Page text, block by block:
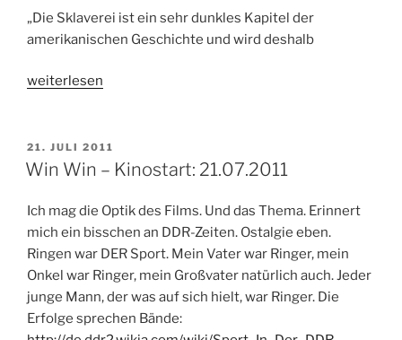
„Die Sklaverei ist ein sehr dunkles Kapitel der
amerikanischen Geschichte und wird deshalb
„12
Slave
–
16.01.2014“
weiterlesen
VERÖFFENTLICHT
AM
21. JULI 2011
Win Win – Kinostart: 21.07.2011
Ich mag die Optik des Films. Und das Thema. Erinnert
mich ein bisschen an DDR-Zeiten. Ostalgie eben.
Ringen war DER Sport. Mein Vater war Ringer, mein
Onkel war Ringer, mein Großvater natürlich auch. Jeder
junge Mann, der was auf sich hielt, war Ringer. Die
Erfolge sprechen Bände: